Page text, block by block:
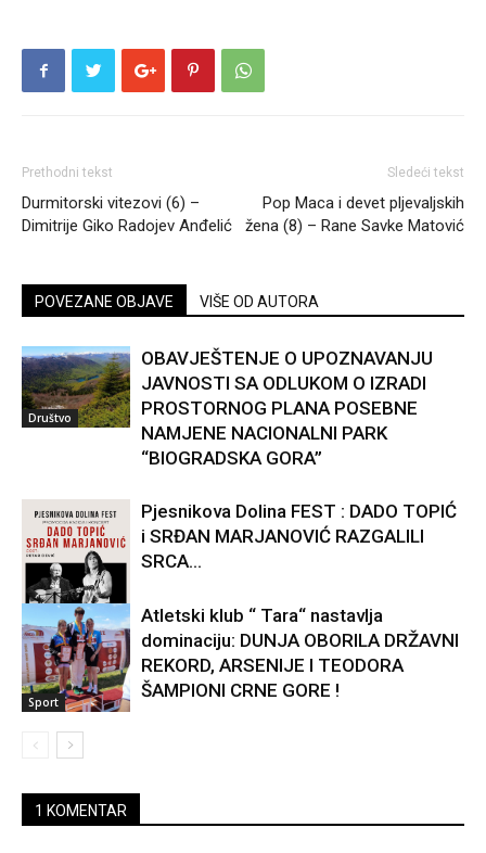
Prethodni tekst
Durmitorski vitezovi (6) –
Dimitrije Giko Radojev Anđelić
Sledeći tekst
Pop Maca i devet pljevaljskih
žena (8) – Rane Savke Matović
POVEZANE OBJAVE VIŠE OD AUTORA
Društvo
OBAVJEŠTENJE O UPOZNAVANJU
JAVNOSTI SA ODLUKOM O IZRADI
PROSTORNOG PLANA POSEBNE
NAMJENE NACIONALNI PARK
“BIOGRADSKA GORA”
Kultura
Pjesnikova Dolina FEST : DADO TOPIĆ
i SRĐAN MARJANOVIĆ RAZGALILI
SRCA...
Sport
Atletski klub “ Tara“ nastavlja
dominaciju: DUNJA OBORILA DRŽAVNI
REKORD, ARSENIJE I TEODORA
ŠAMPIONI CRNE GORE !
1 KOMENTAR